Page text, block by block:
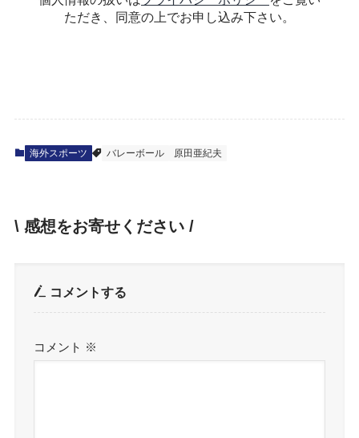
ただき、同意の上でお申し込み下さい。
海外スポーツ バレーボール 原田亜紀夫
\ 感想をお寄せください /
コメントする
コメント ※